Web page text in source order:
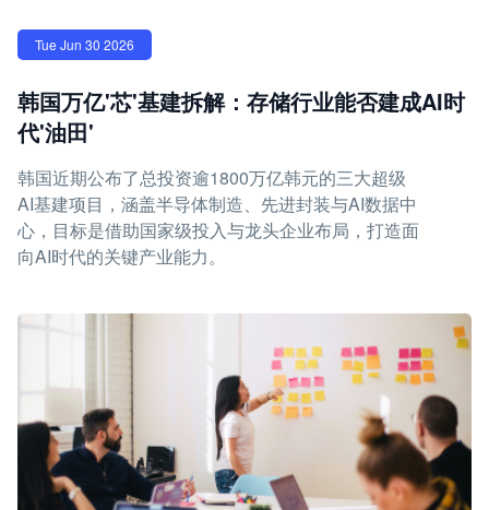
Tue Jun 30 2026
韩国万亿'芯'基建拆解：存储行业能否建成AI时
代'油田'
韩国近期公布了总投资逾1800万亿韩元的三大超级
AI基建项目，涵盖半导体制造、先进封装与AI数据中
心，目标是借助国家级投入与龙头企业布局，打造面
向AI时代的关键产业能力。